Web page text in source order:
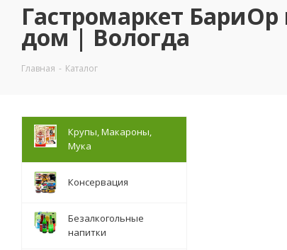
Гастромаркет
дом | Вологда
Главная - Каталог
Крупы, Макароны,
Мука
Консервация
Безалкогольные
напитки